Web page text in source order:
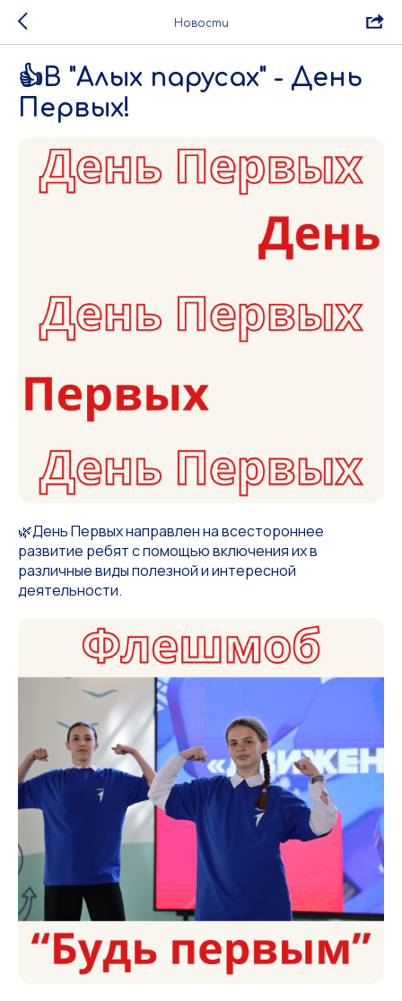
Новости
👍В "Алых парусах" - День
Первых!
🌿День Первых направлен на всестороннее
развитие ребят с помощью включения их в
различные виды полезной и интересной
деятельности.